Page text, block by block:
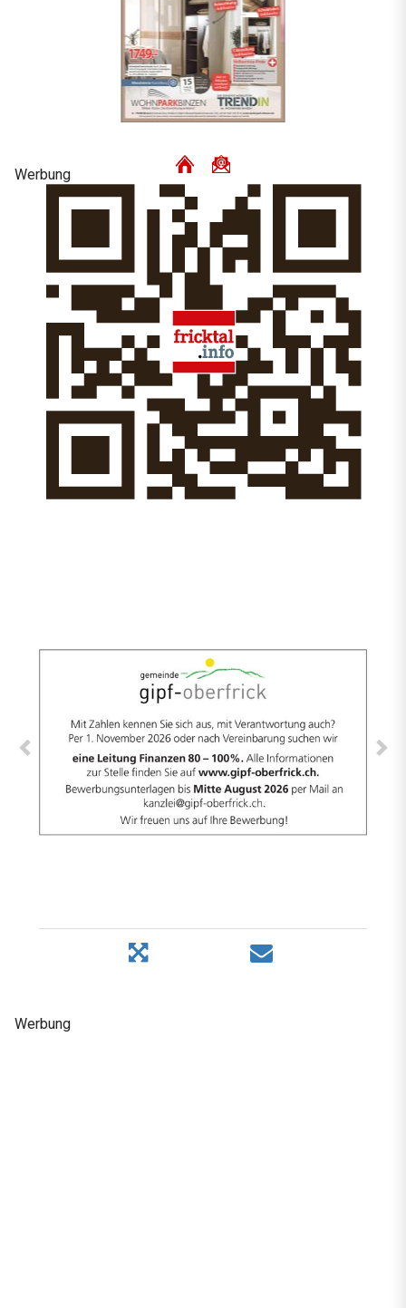
Werbung
Werbung